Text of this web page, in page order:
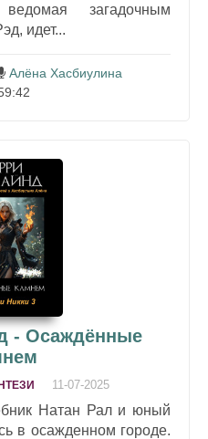
загадочным
идет...
Алёна Хасбиулина
- Осаждённые
11-07-2025
Натан Рал и юный
в осажденном городе.